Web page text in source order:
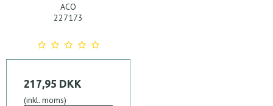
ACO
227173
217,95 DKK
(inkl. moms)